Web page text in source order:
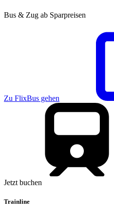
Bus & Zug ab Sparpreisen
Zu FlixBus gehen
Jetzt buchen
Trainline